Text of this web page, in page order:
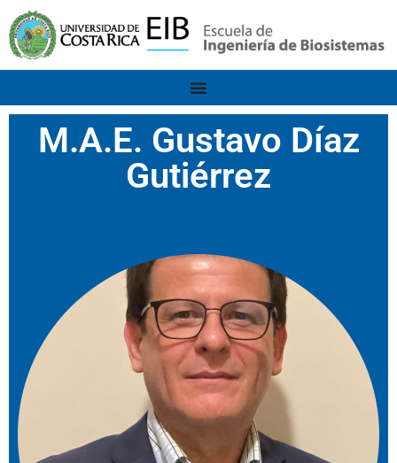
M.A.E. Gustavo Díaz
Gutiérrez